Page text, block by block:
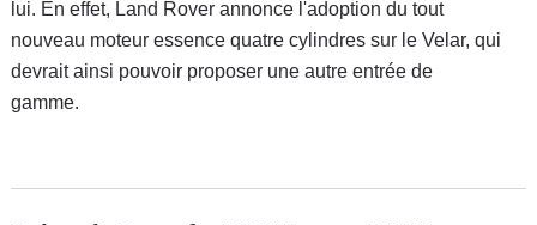
lui. En effet, Land Rover annonce l'adoption du tout
nouveau moteur essence quatre cylindres sur le Velar, qui
devrait ainsi pouvoir proposer une autre entrée de
gamme.